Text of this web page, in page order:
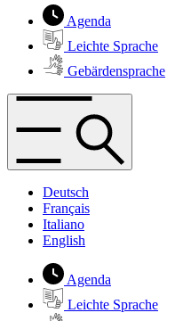
Agenda
Leichte Sprache
Gebärdensprache
Deutsch
Français
Italiano
English
Agenda
Leichte Sprache